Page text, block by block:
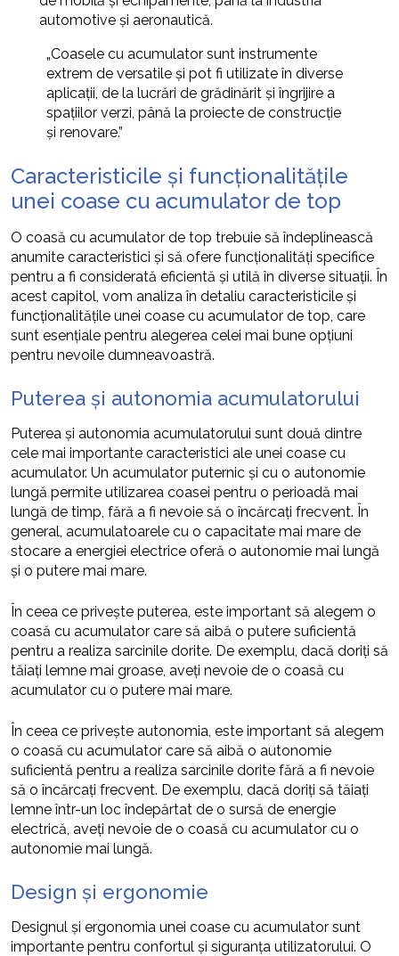
automotive și aeronautică.
„Coasele cu acumulator sunt instrumente
extrem de versatile și pot fi utilizate în diverse
aplicații, de la lucrări de grădinărit și îngrijire a
spațiilor verzi, până la proiecte de construcție
și renovare.”
Caracteristicile și funcționalitățile
unei coase cu acumulator de top
O coasă cu acumulator de top trebuie să îndeplinească
anumite caracteristici și să ofere funcționalități specifice
pentru a fi considerată eficientă și utilă în diverse situații. În
acest capitol, vom analiza în detaliu caracteristicile și
funcționalitățile unei coase cu acumulator de top, care
sunt esențiale pentru alegerea celei mai bune opțiuni
pentru nevoile dumneavoastră.
Puterea și autonomia acumulatorului
Puterea și autonomia acumulatorului sunt două dintre
cele mai importante caracteristici ale unei coase cu
acumulator. Un acumulator puternic și cu o autonomie
lungă permite utilizarea coasei pentru o perioadă mai
lungă de timp, fără a fi nevoie să o încărcați frecvent. În
general, acumulatoarele cu o capacitate mai mare de
stocare a energiei electrice oferă o autonomie mai lungă
și o putere mai mare.
În ceea ce privește puterea, este important să alegem o
coasă cu acumulator care să aibă o putere suficientă
pentru a realiza sarcinile dorite. De exemplu, dacă doriți să
tăiați lemne mai groase, aveți nevoie de o coasă cu
acumulator cu o putere mai mare.
În ceea ce privește autonomia, este important să alegem
o coasă cu acumulator care să aibă o autonomie
suficientă pentru a realiza sarcinile dorite fără a fi nevoie
să o încărcați frecvent. De exemplu, dacă doriți să tăiați
lemne într-un loc îndepărtat de o sursă de energie
electrică, aveți nevoie de o coasă cu acumulator cu o
autonomie mai lungă.
Design și ergonomie
Designul și ergonomia unei coase cu acumulator sunt
importante pentru confortul și siguranța utilizatorului. O